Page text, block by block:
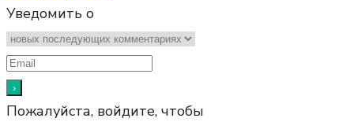
Уведомить о
Пожалуйста, войдите, чтобы